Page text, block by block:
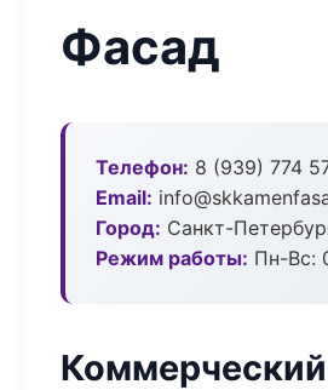
Фасад
Телефон: 8 (939) 774
Email:
Город: Санкт-
Режим работы: Пн-Вс: